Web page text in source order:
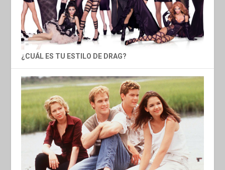
¿CUÁL ES TU ESTILO DE DRAG?